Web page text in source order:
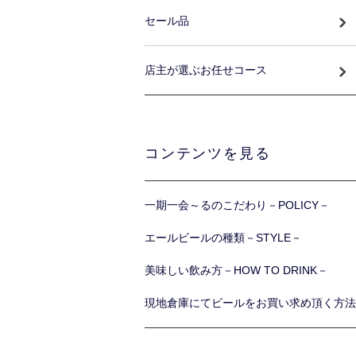
セール品
店主が選ぶお任せコース
コンテンツを見る
一期一会～るのこだわり－POLICY－
エールビールの種類－STYLE－
美味しい飲み方－HOW TO DRINK－
現地倉庫にてビールをお買い求め頂く方法